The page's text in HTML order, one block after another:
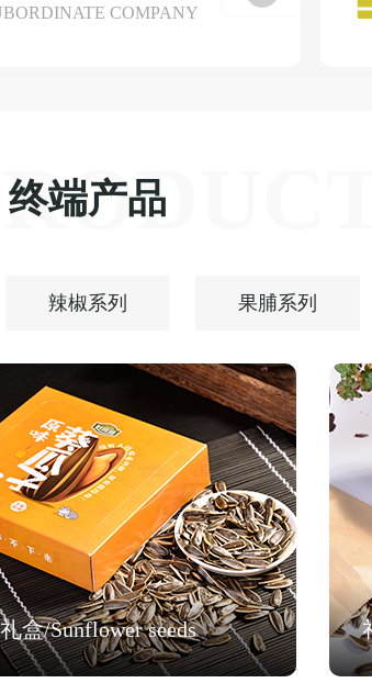
COMPANY
终端产品
辣椒系列 果脯系列
盒/Sunflower seeds